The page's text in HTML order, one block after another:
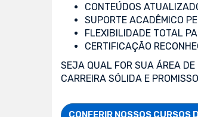
CONTEÚDOS
SUPORTE ACADÊMICO
FLEXIBILIDADE TOTAL
CERTIFICAÇÃO
SEJA QUAL FOR SUA ÁREA DE
CARREIRA SÓLIDA E
CONFERIR NOSSOS CURSOS